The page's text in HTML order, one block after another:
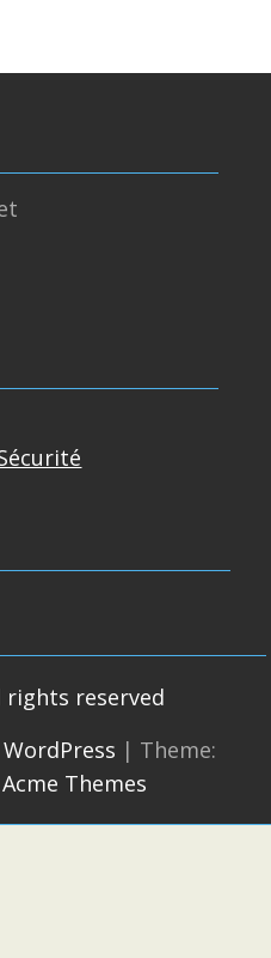
reserved
| Theme:
Acme Themes